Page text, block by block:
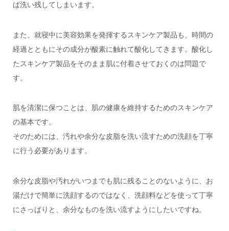
ば洗い残してしまいます。
また、就寝中に美容効果を発揮するスキンケア製品も、時間の
経過とともにその成分が酸素に触れて酸化してきます。酸化し
たスキンケア製品をそのまま肌に付着させておくのは問題で
す。
肌を清潔に保つことは、肌の健康を維持するためのスキンケア
の基本です。
そのためには、汚れや余分な皮脂を洗い流すための洗顔を丁寧
に行う必要があります。
余分な皮脂や汚れがいつまでも肌に残ることのないように、お
湯だけで簡単に洗顔するのではなく、洗顔料などを使って丁寧
にさっぱりと、余分なものを洗い流すようにしたいですね。